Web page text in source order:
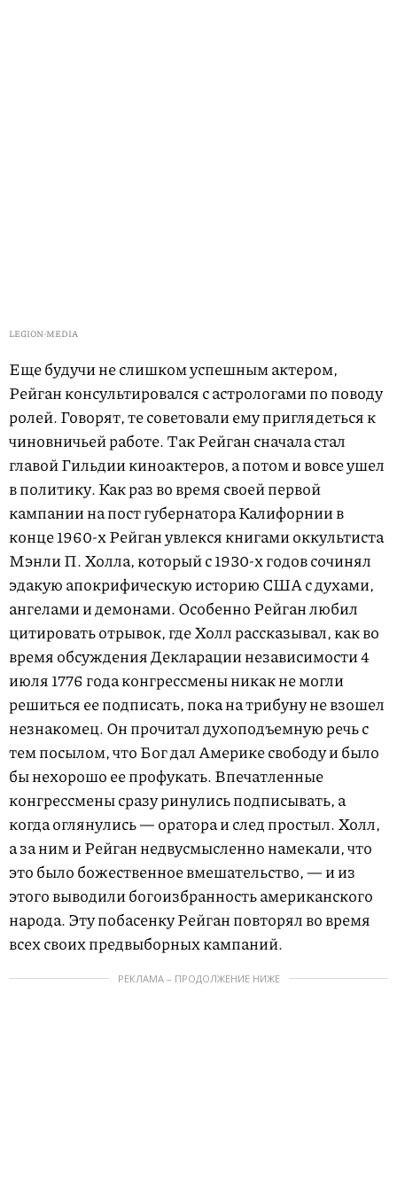
LEGION-MEDIA
Еще будучи не слишком успешным актером,
Рейган консультировался с астрологами по поводу
ролей. Говорят, те советовали ему приглядеться к
чиновничьей работе. Так Рейган сначала стал
главой Гильдии киноактеров, а потом и вовсе ушел
в политику. Как раз во время своей первой
кампании на пост губернатора Калифорнии в
конце 1960-х Рейган увлекся книгами оккультиста
Мэнли П. Холла, который с 1930-х годов сочинял
эдакую апокрифическую историю США с духами,
ангелами и демонами. Особенно Рейган любил
цитировать отрывок, где Холл рассказывал, как во
время обсуждения Декларации независимости 4
июля 1776 года конгрессмены никак не могли
решиться ее подписать, пока на трибуну не взошел
незнакомец. Он прочитал духоподъемную речь с
тем посылом, что Бог дал Америке свободу и было
бы нехорошо ее профукать. Впечатленные
конгрессмены сразу ринулись подписывать, а
когда оглянулись — оратора и след простыл. Холл,
а за ним и Рейган недвусмысленно намекали, что
это было божественное вмешательство, — и из
этого выводили богоизбранность американского
народа. Эту побасенку Рейган повторял во время
всех своих предвыборных кампаний.
РЕКЛАМА – ПРОДОЛЖЕНИЕ НИЖЕ